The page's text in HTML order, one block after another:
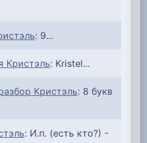
: 9...
Кристэль: Kristel...
Кристэль: 8 букв
: И.п. (есть кто?) -